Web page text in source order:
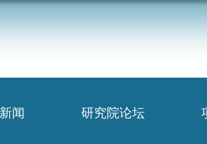
闻 研究院论坛